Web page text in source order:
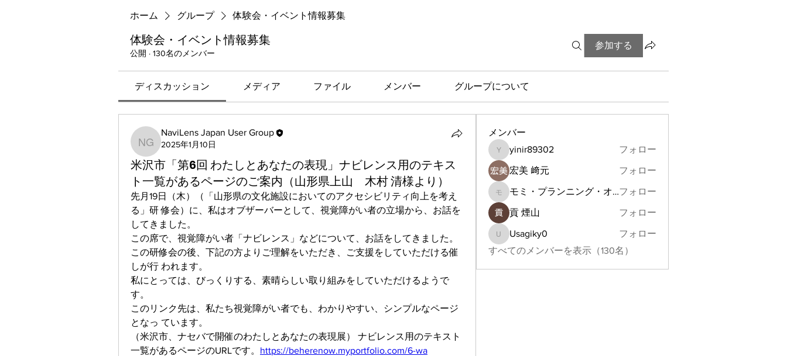
ホーム グループ 体験会・イベント情報募集
体験会・イベント情報募集
公開 · 130名のメンバー
参加する
ディスカッション メディア ファイル メンバー グループについて
NaviLens Japan User Group
NaviLens Japan User Group
2025年1月10日
米沢市「第6回 わたしとあなたの表現」ナビレンス用のテキス
ト一覧があるページのご案内（山形県上山 木村 清様より）
先月19日（木）（「山形県の文化施設においてのアクセシビリティ向上を考え
る」研 修会）に、私はオブザーバーとして、視覚障がい者の立場から、お話を
してきました。
この席で、視覚障がい者「ナビレンス」などについて、お話をしてきました。
この研修会の後、下記の方よりご理解をいただき、ご支援をしていただける催
しが行 われます。
私にとっては、びっくりする、素晴らしい取り組みをしていただけるようで
す。
このリンク先は、私たち視覚障がい者でも、わかりやすい、シンプルなページ
となっ ています。
（米沢市、ナセバで開催のわたしとあなたの表現展） ナビレンス用のテキスト
一覧があるページのURLです。 https://beherenow.myportfolio.com/6-wa
メンバー
yinir89302
yinir89302 フォロー
宏美 﨑元 フォロー
モミ・プランニング・オフィス
モミ・プランニング・オフィスフォロー
貢 煙山 フォロー
Usagiky0
Usagiky0
フォロー
すべてのメンバーを表示（130名）